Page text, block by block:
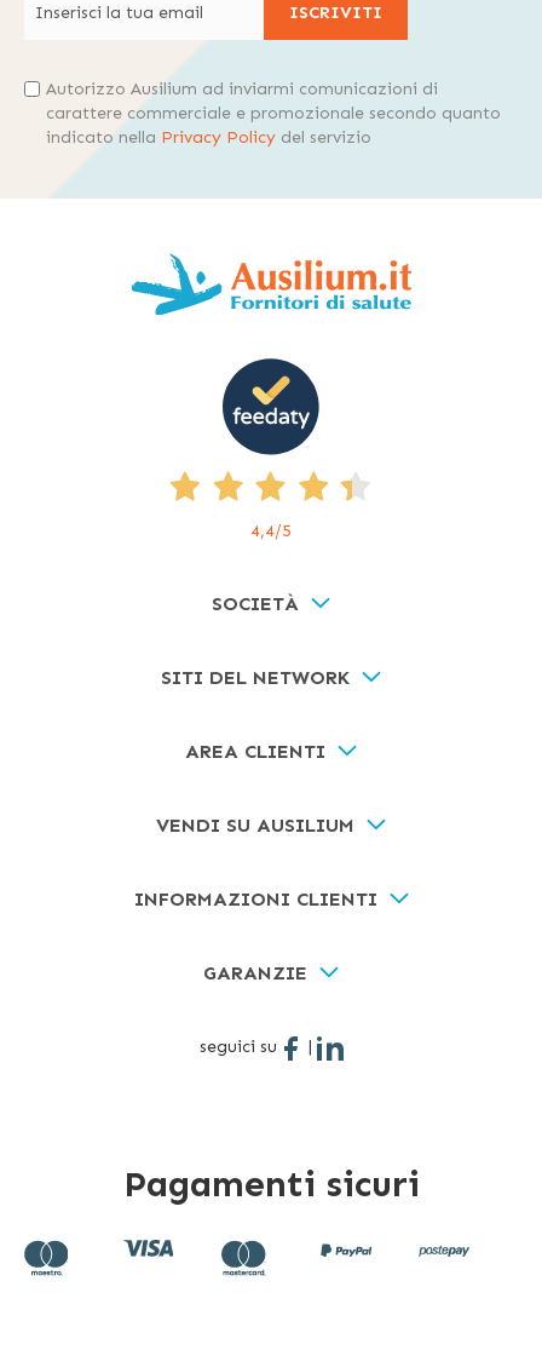
ISCRIVITI
Autorizzo Ausilium ad inviarmi comunicazioni di
carattere commerciale e promozionale secondo quanto
indicato nella Privacy Policy del servizio
4,4/5
SOCIETÀ
SITI DEL NETWORK
AREA CLIENTI
VENDI SU AUSILIUM
INFORMAZIONI CLIENTI
GARANZIE
seguici su |
Pagamenti sicuri